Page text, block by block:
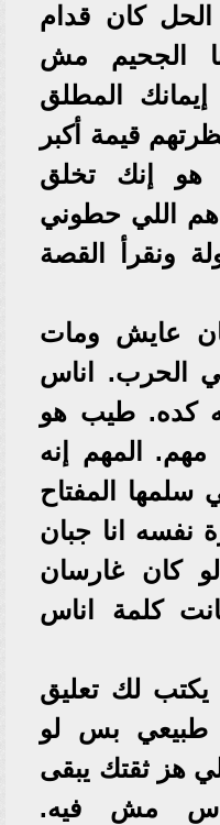
كان قدام
الجحيم مش
المطلق
قيمة أكبر
إنك تخلق
اللي حطوني
ونقرأ القصة
عايش ومات
الحرب. اناس
كده. طيب هو
المهم إنه
سلمها المفتاح
نفسه انا جبان
كان غارسان
كلمة اناس
لك تعليق
طبيعي بس لو
هز ثقتك يبقى
مش فيه.